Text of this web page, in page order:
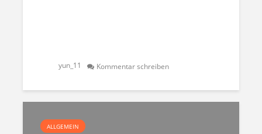
yun_11 Kommentar schreiben
ALLGEMEIN